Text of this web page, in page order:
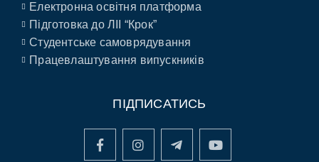
Електронна освітня платформа
Підготовка до ЛІІ “Крок”
Студентське самоврядування
Працевлаштування випускників
ПІДПИСАТИСЬ